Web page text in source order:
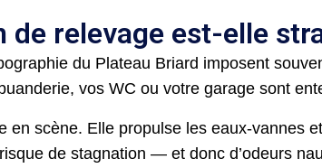
relevage est-elle
du Plateau Briard imposent
vos WC ou votre garage sont
en scène. Elle propulse les eaux-vannes
de stagnation — et donc d’odeurs